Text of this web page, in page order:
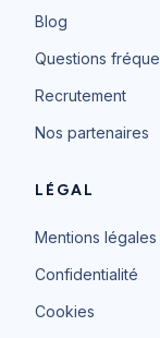
Blog
Questions
Recrutement
Nos partenaires
LÉGAL
Mentions légales
Confidentialité
Cookies